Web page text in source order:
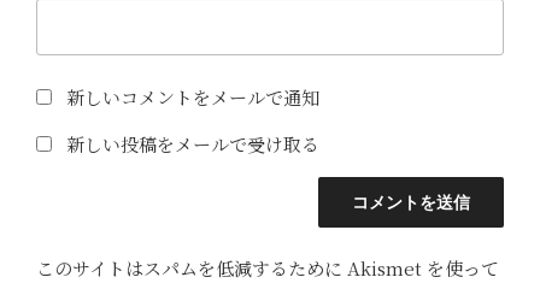
新しいコメントをメールで通知
新しい投稿をメールで受け取る
このサイトはスパムを低減するために Akismet を使って